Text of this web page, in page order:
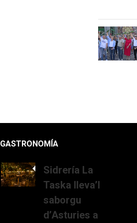
GASTRONOMÍA
Sidrería La
Taska lleva’l
saborgu
d’Asturies a